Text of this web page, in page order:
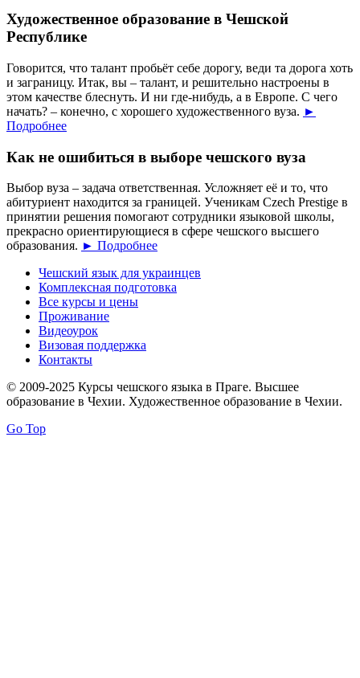
Художественное образование в Чешской
Республике
Говорится, что талант пробьёт себе дорогу, веди та дорога хоть
и заграницу. Итак, вы – талант, и решительно настроены в
этом качестве блеснуть. И ни где-нибудь, а в Европе. С чего
начать? – конечно, с хорошего художественного вуза. ►
Подробнее
Как не ошибиться в выборе чешского вуза
Выбор вуза – задача ответственная. Усложняет её и то, что
абитуриент находится за границей. Ученикам Czech Prestige в
принятии решения помогают сотрудники языковой школы,
прекрасно ориентирующиеся в сфере чешского высшего
образования. ► Подробнее
Чешский язык для украинцев
Комплексная подготовка
Все курсы и цены
Проживание
Видеоурок
Визовая поддержка
Контакты
© 2009-2025 Курсы чешского языка в Праге. Высшее
образование в Чехии. Художественное образование в Чехии.
Go Top